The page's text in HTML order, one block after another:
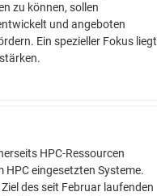
zu können, sollen
und angeboten
Ein spezieller Fokus liegt
HPC-Ressourcen
eingesetzten Systeme.
des seit Februar laufenden